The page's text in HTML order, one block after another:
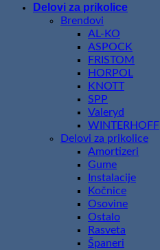
Delovi za prikolice
Brendovi
AL-KO
ASPOCK
FRISTOM
HORPOL
KNOTT
SPP
Valeryd
WINTERHOFF
Delovi za prikolice
Amortizeri
Gume
Instalacije
Kočnice
Osovine
Ostalo
Rasveta
Španeri